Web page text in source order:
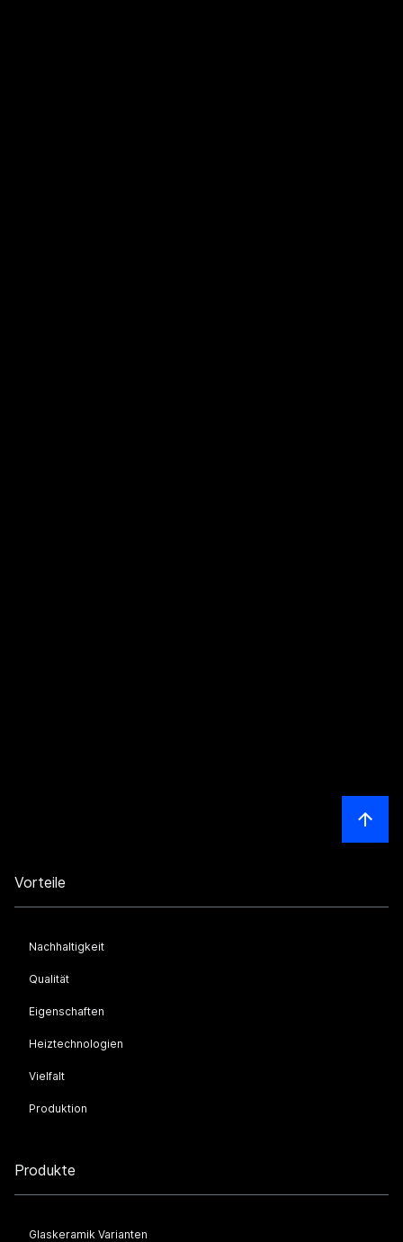
Vorteile
Nachhaltigkeit
Qualität
Eigenschaften
Heiztechnologien
Vielfalt
Produktion
Produkte
Glaskeramik Varianten